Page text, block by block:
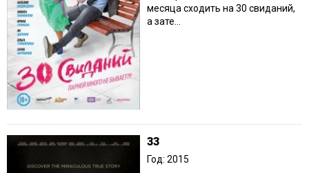
месяца сходить на 30 свиданий,
а зате...
33
Год: 2015